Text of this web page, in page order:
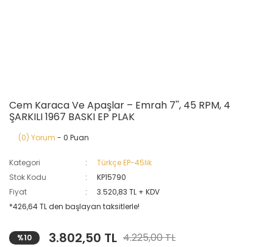
Cem Karaca Ve Apaşlar – Emrah 7'', 45 RPM, 4
ŞARKILI 1967 BASKI EP PLAK
(0) Yorum - 0 Puan
Kategori
Türkçe EP-45lik
Stok Kodu
KP15790
Fiyat
3.520,83 TL + KDV
*426,64 TL den başlayan taksitlerle!
%10 3.802,50 TL 4.225,00 TL